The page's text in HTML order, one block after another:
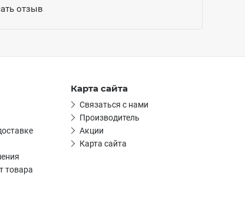
отзыв
товара
Карта сайта
Связаться с нами
Производитель
Акции
Карта сайта